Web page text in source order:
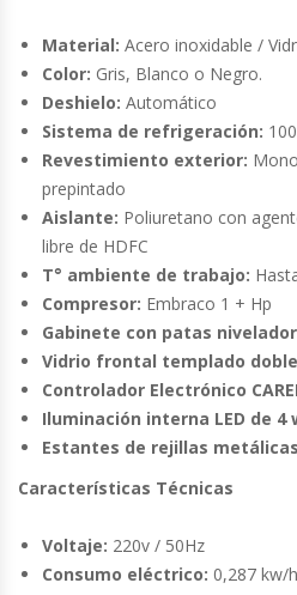
Cutters
Dispensadores De Salsas
Embutidoras
Estanterías Y Repisas
Exhibidoras De Productos Calientes
Expendedoras De Jugo
Exprimidor De Naranjas
Exprimidoras De Cítricos
Extractoras De Jugos
Material: Acero inoxidable /
Color: Gris, Blanco o Negro.
Deshielo: Automático
Sistema de refrigeración:
Revestimiento exterior:
prepintado
Aislante: Poliuretano con
libre de HDFC
T° ambiente de trabajo:
Compresor: Embraco 1 + Hp
Gabinete con patas
Vidrio frontal templado
Controlador Electrónico
Iluminación interna LED de 4
Estantes de rejillas metálicas
Características Técnicas
Voltaje: 220v / 50Hz
Consumo eléctrico: 0,287 kw/